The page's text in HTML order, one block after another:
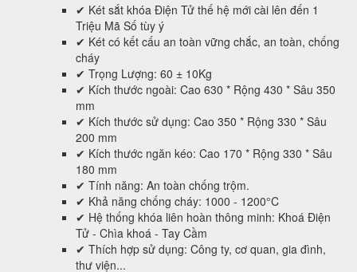
✔ Két sắt khóa Điện Tử thế hệ mới cài lên đến 1
Triệu Mã Số tùy ý
✔ Két có kết cấu an toàn vững chắc, an toàn, chống
cháy
✔ Trọng Lượng: 60 ± 10Kg
✔ Kích thước ngoài: Cao 630 * Rộng 430 * Sâu 350
mm
✔ Kích thước sử dụng: Cao 350 * Rộng 330 * Sâu
200 mm
✔ Kích thước ngăn kéo: Cao 170 * Rộng 330 * Sâu
180 mm
✔ Tính năng: An toàn chống trộm.
✔ Khả năng chống cháy: 1000 - 1200°C
✔ Hệ thống khóa liên hoàn thông minh: Khoá Điện
Tử - Chìa khoá - Tay Cầm
✔ Thích hợp sử dụng: Công ty, cơ quan, gia đình,
thư viện...